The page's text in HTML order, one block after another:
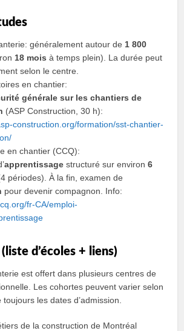
généralement autour de 1 800
18 mois à temps plein). La durée peut
selon le centre.
en chantier:
générale sur les chantiers de
(ASP Construction, 30 h):
construction.org/formation/sst-chantier-
en chantier (CCQ):
apprentissage structuré sur environ6
périodes). À la fin, examen de
pour devenir compagnon. Info:
fr-CA/emploi-
d’écoles + liens)
est offert dans plusieurs centres de
Les cohortes peuvent varier selon
les dates d’admission.
de la construction de Montréal